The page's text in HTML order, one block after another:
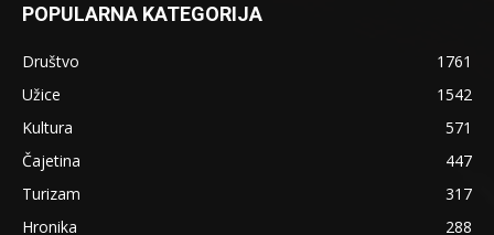
POPULARNA KATEGORIJA
Društvo
1761
Užice
1542
Kultura
571
Čajetina
447
Turizam
317
Hronika
288